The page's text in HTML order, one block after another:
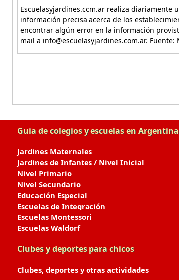
Escuelasyjardines.com.ar realiza diariamente
información precisa acerca de los
encontrar algún error en la información
mail a info@escuelasyjardines.com.ar.
Guia de colegios y escuelas en Argentina
Jardines Maternales
Jardines de Infantes / Nivel Inicial
Nivel Primario
Nivel Secundario
Educación Especial
Escuelas de Integración
Escuelas Montessori
Escuelas Waldorf
Clubes y deportes para chicos
Clubes, deportes y otras actividades